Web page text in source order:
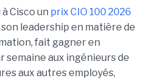
à Cisco un prix CIO 100 2026
leadership en matière de
fait gagner en
semaine aux ingénieurs de
aux autres employés,